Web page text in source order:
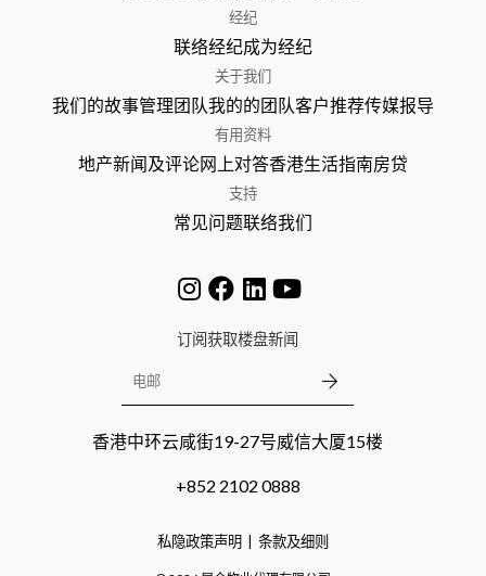
经纪
联络经纪成为经纪
关于我们
我们的故事管理团队我的的团队客户推荐传媒报导
有用资料
地产新闻及评论网上对答香港生活指南房贷
支持
常见问题联络我们
订阅获取楼盘新闻
香港中环云咸街19-27号威信大厦15楼
+852 2102 0888
私隐政策声明 条款及细则